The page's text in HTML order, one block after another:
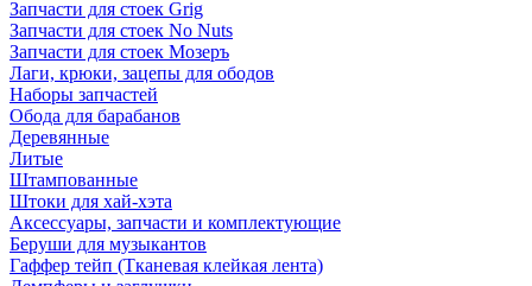
Запчасти для стоек Grig
Запчасти для стоек No Nuts
Запчасти для стоек Мозеръ
Лаги, крюки, зацепы для ободов
Наборы запчастей
Обода для барабанов
Деревянные
Литые
Штампованные
Штоки для хай-хэта
Аксессуары, запчасти и комплектующие
Беруши для музыкантов
Гаффер тейп (Тканевая клейкая лента)